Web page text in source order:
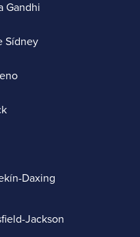
Gandhi
Sídney
Daxing
Jackson